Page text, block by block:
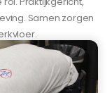
Samen zorgen